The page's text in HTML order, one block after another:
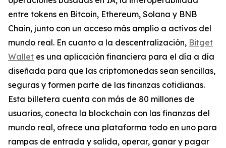
entre tokens en Bitcoin, Ethereum, Solana y BNB
Chain, junto con un acceso más amplio a activos del
mundo real. En cuanto a la descentralización, Bitget
Wallet es una aplicación financiera para el día a día
diseñada para que las criptomonedas sean sencillas,
seguras y formen parte de las finanzas cotidianas.
Esta billetera cuenta con más de 80 millones de
usuarios, conecta la blockchain con las finanzas del
mundo real, ofrece una plataforma todo en uno para
rampas de entrada y salida, operar, ganar y pagar